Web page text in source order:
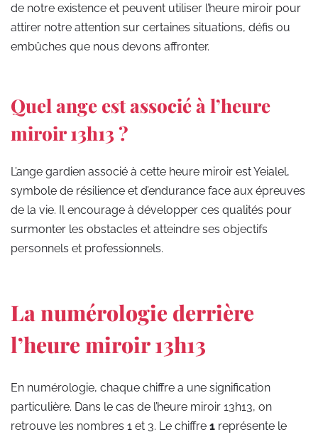
de notre existence et peuvent utiliser l’heure miroir pour
attirer notre attention sur certaines situations, défis ou
embûches que nous devons affronter.
Quel ange est associé à l’heure
miroir 13h13 ?
L’ange gardien associé à cette heure miroir est Yeialel,
symbole de résilience et d’endurance face aux épreuves
de la vie. Il encourage à développer ces qualités pour
surmonter les obstacles et atteindre ses objectifs
personnels et professionnels.
La numérologie derrière
l’heure miroir 13h13
En numérologie, chaque chiffre a une signification
particulière. Dans le cas de l’heure miroir 13h13, on
retrouve les nombres 1 et 3. Le chiffre 1 représente le